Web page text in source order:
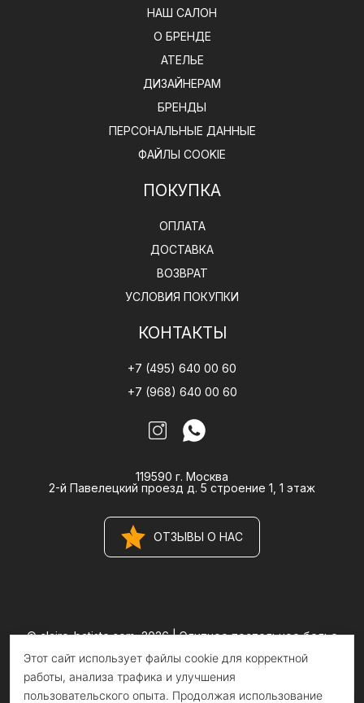
НАШ САЛОН
О БРЕНДЕ
АТЕЛЬЕ
ДИЗАЙНЕРАМ
БРЕНДЫ
ПЕРСОНАЛЬНЫЕ ДАННЫЕ
ФАЙЛЫ COOKIE
ПОКУПКА
ОПЛАТА
ДОСТАВКА
ВОЗВРАТ
УСЛОВИЯ ПОКУПКИ
КОНТАКТЫ
+7 (495) 640 00 60
+7 (968) 640 00 60
119590 г. Москва
2-й Павелецкий проезд д. 5 строение 1, 1 этаж
ОТЗЫВЫ О НАС
© claire-batiste.com, 2026 |Элитное постельное белье
Информация на сайте носит информационный характер и не
является публичной офертой
Этот сайт использует файлы cookie для корректной
работы, анализа трафика и улучшения
пользовательского опыта. Продолжая использование